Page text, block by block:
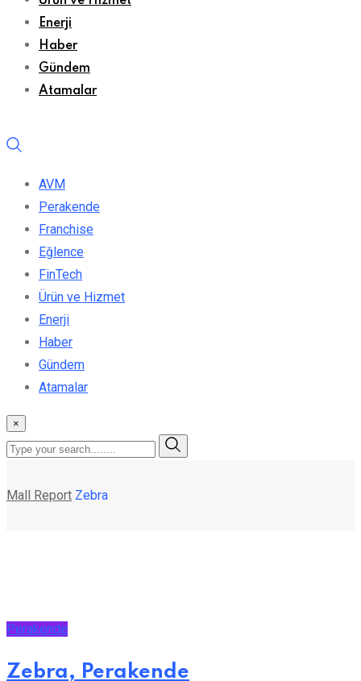
Enerji
Haber
Gündem
Atamalar
AVM
Perakende
Franchise
Eğlence
FinTech
Ürün ve Hizmet
Enerji
Haber
Gündem
Atamalar
×
Mall Report Zebra
Perakende
Zebra, Perakende